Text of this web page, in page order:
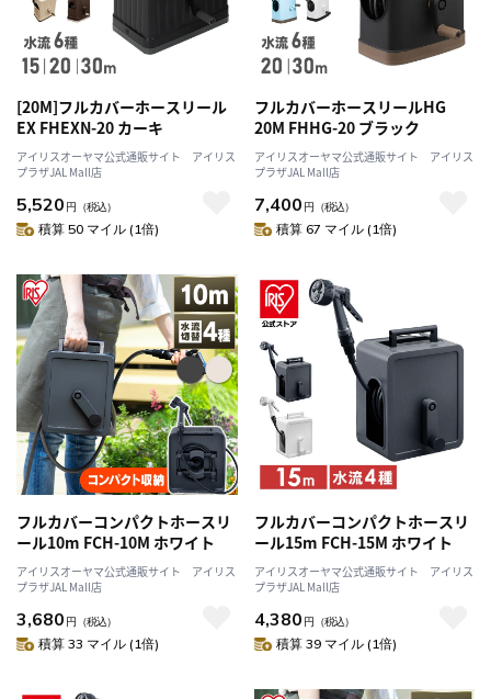
[20M]フルカバーホースリール
EX FHEXN-20 カーキ
アイリスオーヤマ公式通販サイト アイリス
プラザJAL Mall店
5,520 円 （税込）
積算 50 マイル (1倍)
フルカバーホースリールHG
20M FHHG-20 ブラック
アイリスオーヤマ公式通販サイト アイリス
プラザJAL Mall店
7,400 円 （税込）
積算 67 マイル (1倍)
フルカバーコンパクトホースリ
ール10m FCH-10M ホワイト
アイリスオーヤマ公式通販サイト アイリス
プラザJAL Mall店
3,680 円 （税込）
積算 33 マイル (1倍)
フルカバーコンパクトホースリ
ール15m FCH-15M ホワイト
アイリスオーヤマ公式通販サイト アイリス
プラザJAL Mall店
4,380 円 （税込）
積算 39 マイル (1倍)